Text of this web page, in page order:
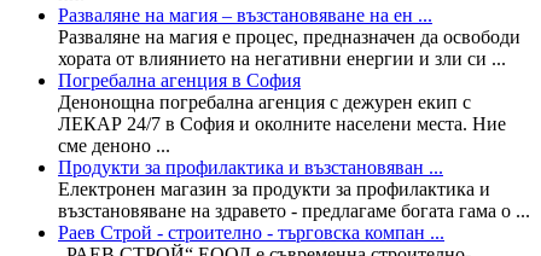
Разваляне на магия – възстановяване на ен ...
Разваляне на магия е процес, предназначен да освободи
хората от влиянието на негативни енергии и зли си ...
Погребална агенция в София
Денонощна погребална агенция с дежурен екип с
ЛЕКАР 24/7 в София и околните населени места. Ние
сме деноно ...
Продукти за профилактика и възстановяван ...
Електронен магазин за продукти за профилактика и
възстановяване на здравето - предлагаме богата гама о ...
Раев Строй - строително - търговска компан ...